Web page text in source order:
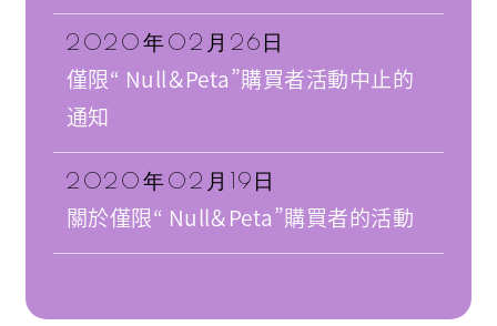
2020年02月26日
僅限“ Null＆Peta”購買者活動中止的
通知
2020年02月19日
關於僅限“ Null＆Peta”購買者的活動